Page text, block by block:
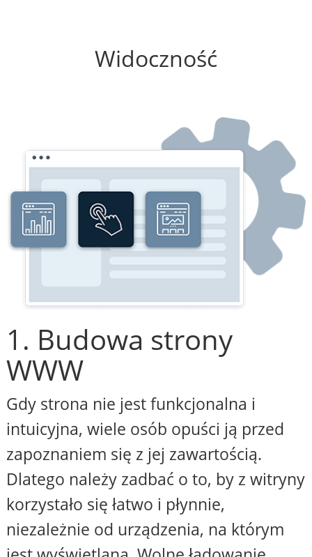
Widoczność
1. Budowa strony
WWW
Gdy strona nie jest funkcjonalna i
intuicyjna, wiele osób opuści ją przed
zapoznaniem się z jej zawartością.
Dlatego należy zadbać o to, by z witryny
korzystało się łatwo i płynnie,
niezależnie od urządzenia, na którym